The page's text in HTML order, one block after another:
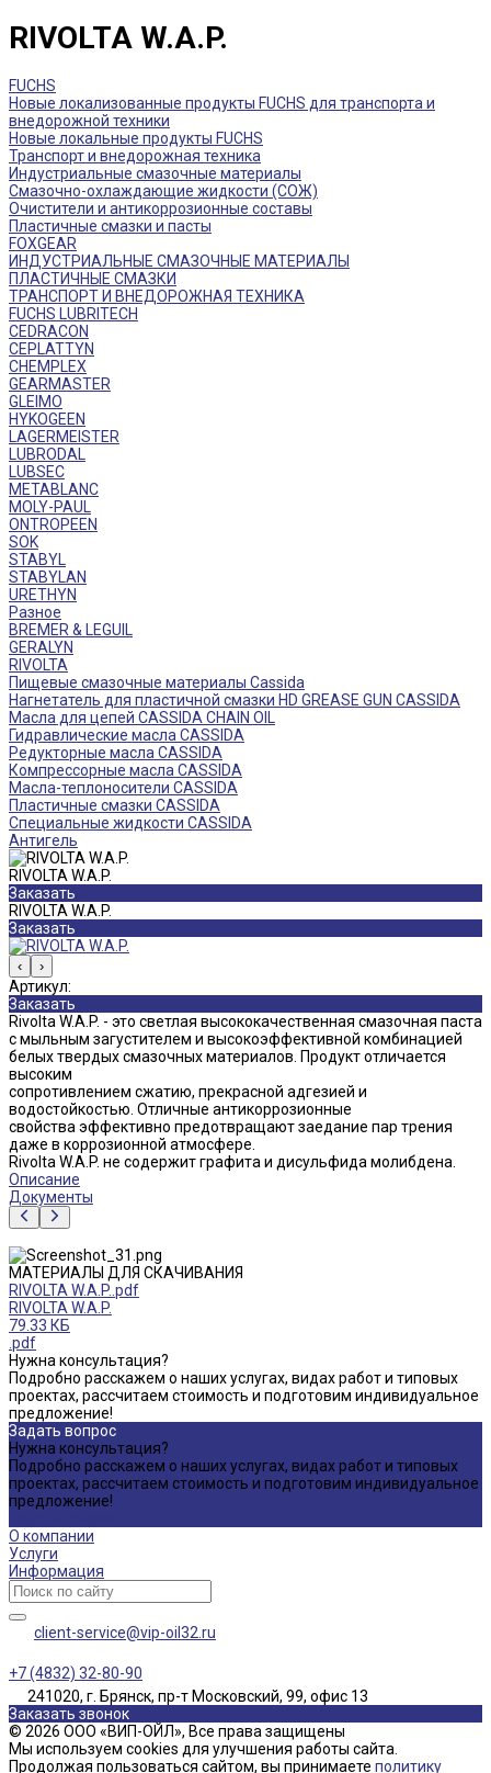
RIVOLTA W.A.P.
FUCHS
Новые локализованные продукты FUCHS для транспорта и
внедорожной техники
Новые локальные продукты FUCHS
Транспорт и внедорожная техника
Индустриальные смазочные материалы
Смазочно-охлаждающие жидкости (СОЖ)
Очистители и антикоррозионные составы
Пластичные смазки и пасты
FOXGEAR
ИНДУСТРИАЛЬНЫЕ СМАЗОЧНЫЕ МАТЕРИАЛЫ
ПЛАСТИЧНЫЕ СМАЗКИ
ТРАНСПОРТ И ВНЕДОРОЖНАЯ ТЕХНИКА
FUCHS LUBRITECH
CEDRACON
CEPLATTYN
CHEMPLEX
GEARMASTER
GLEIMO
HYKOGEEN
LAGERMEISTER
LUBRODAL
LUBSEC
METABLANC
MOLY-PAUL
ONTROPEEN
SOK
STABYL
STABYLAN
URETHYN
Разное
BREMER & LEGUIL
GERALYN
RIVOLTA
Пищевые смазочные материалы Cassida
Нагнетатель для пластичной смазки HD GREASE GUN CASSIDA
Масла для цепей CASSIDA CHAIN OIL
Гидравлические масла CASSIDA
Редукторные масла CASSIDA
Компрессорные масла CASSIDA
Масла-теплоносители CASSIDA
Пластичные смазки CASSIDA
Специальные жидкости CASSIDA
Антигель
RIVOLTA W.A.P.
Заказать
RIVOLTA W.A.P.
Заказать
‹ ›
Артикул:
Заказать
Rivolta W.A.P. - это светлая высококачественная смазочная паста
с мыльным загустителем и высокоэффективной комбинацией
белых твердых смазочных материалов. Продукт отличается
высоким
сопротивлением сжатию, прекрасной адгезией и
водостойкостью. Отличные антикоррозионные
свойства эффективно предотвращают заедание пар трения
даже в коррозионной атмосфере.
Rivolta W.A.P. не содержит графита и дисульфида молибдена.
Описание
Документы
МАТЕРИАЛЫ ДЛЯ СКАЧИВАНИЯ
RIVOLTA W.A.P..pdf
RIVOLTA W.A.P.
79.33 КБ
.pdf
Нужна консультация?
Подробно расскажем о наших услугах, видах работ и типовых
проектах, рассчитаем стоимость и подготовим индивидуальное
предложение!
Задать вопрос
Нужна консультация?
Подробно расскажем о наших услугах, видах работ и типовых
проектах, рассчитаем стоимость и подготовим индивидуальное
предложение!
О компании
Услуги
Информация
client-service@vip-oil32.ru
+7 (4832) 32-80-90
241020, г. Брянск, пр-т Московский, 99, офис 13
Заказать звонок
© 2026 ООО «ВИП-ОЙЛ», Все права защищены
Мы используем cookies для улучшения работы сайта.
Продолжая пользоваться сайтом, вы принимаете политику